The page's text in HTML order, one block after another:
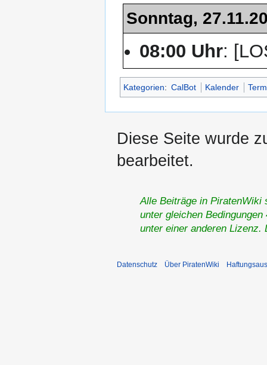
Sonntag,
08:00 Uhr:
Kategorien: CalBot Kalender
Diese Seite wurde
bearbeitet.
Alle Beiträge in PiratenWiki
unter gleichen
unter einer anderen
Datenschutz Über PiratenWiki